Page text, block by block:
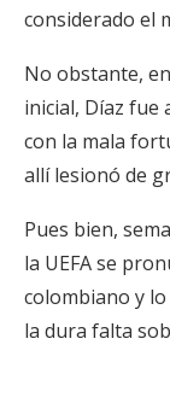
considerado el
No obstante,
inicial, Díaz fue
con la mala
allí lesionó de
Pues bien,
la UEFA se
colombiano y
la dura falta